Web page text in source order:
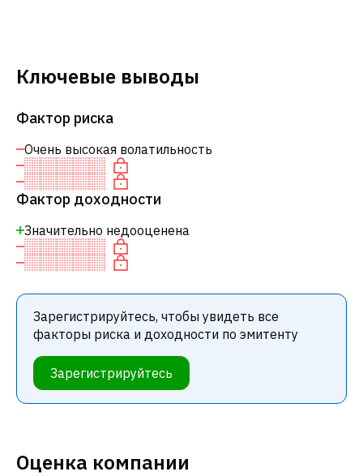
Ключевые выводы
Фактор риска
Очень высокая волатильность
Фактор доходности
Значительно недооценена
Зарегистрируйтесь, чтобы увидеть все
факторы риска и доходности по эмитенту
Зарегистрируйтесь
Оценка компании